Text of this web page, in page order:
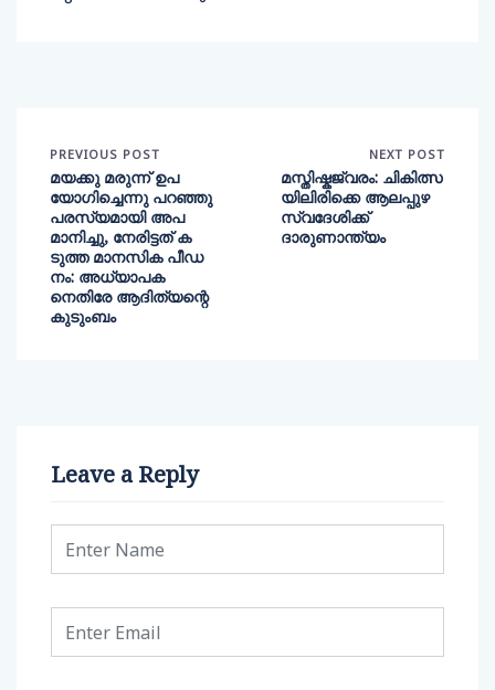
PREVIOUS POST
മയക്കു മരുന്ന് ഉപ
യോഗിച്ചെന്നു പറഞ്ഞു
പരസ്യമായി അപ
മാനിച്ചു, നേരിട്ടത് ക
ടുത്ത മാനസിക പീഡ
നം: അധ്യാപക
നെതിരേ ആദിത്യന്റെ
കുടുംബം
NEXT POST
മസ്തിഷ്കജ്വരം: ചികിത്സ
യിലിരിക്കെ ആലപ്പുഴ
സ്വദേശിക്ക്
ദാരുണാന്ത്യം
Leave a Reply